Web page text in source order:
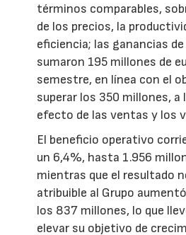
términos comparables,
de los precios, la
eficiencia; las ganancias
sumaron 195 millones de
semestre, en línea con el
superar los 350 millones, a
efecto de las ventas y los
El beneficio operativo
un 6,4%, hasta 1.956
mientras que el resultado
atribuible al Grupo
los 837 millones, lo que
elevar su objetivo de